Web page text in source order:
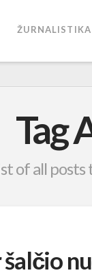
ŽURNALISTIKA
Tag
of all
šalčio